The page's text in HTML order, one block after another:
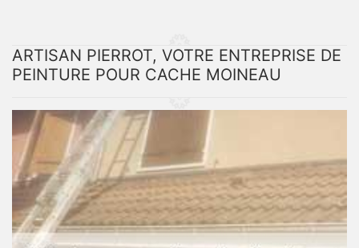
ARTISAN PIERROT, VOTRE ENTREPRISE DE
PEINTURE POUR CACHE MOINEAU